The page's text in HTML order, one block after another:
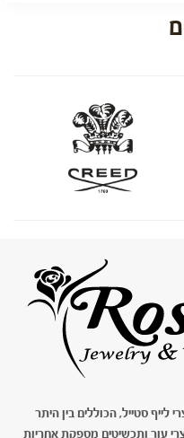
לייף סטייל, הכוללים בין היתר
,מוצרי עור ותכשיטים מספקת אחריות